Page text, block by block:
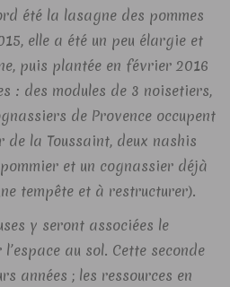
été la lasagne des pommes
elle a été un peu élargie et
puis plantée en février 2016
: des modules de 3 noisetiers,
de Provence occupent
de la Toussaint, deux nashis
et un cognassier déjà
tempête et à restructurer).
y seront associées le
au sol. Cette seconde
années ; les ressources en